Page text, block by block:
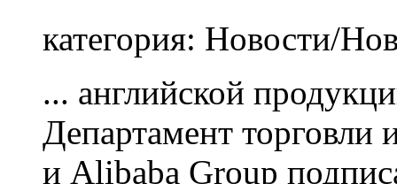
категория: Новости/
... английской
Департамент торговли
и Alibaba Group